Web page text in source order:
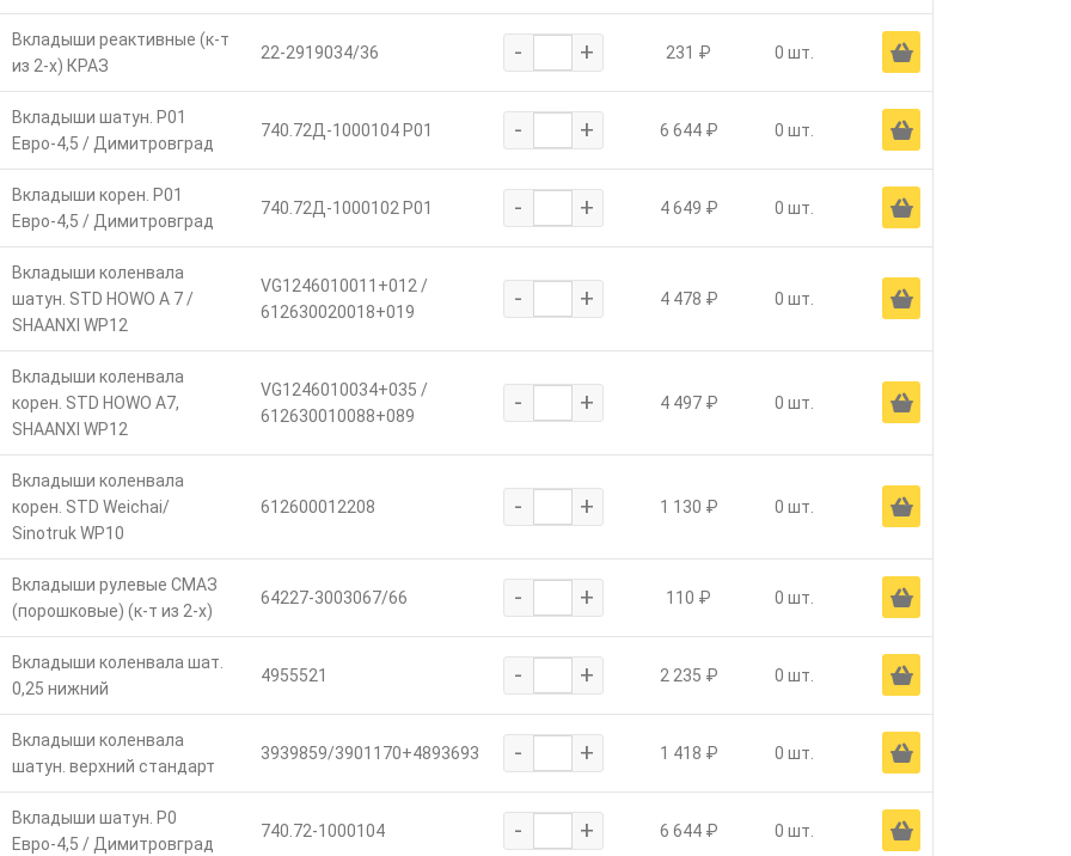
Вкладыши реактивные (к-т
из 2-х) КРАЗ
22-2919034/36 - + 231 ₽ 0 шт. Ä
Вкладыши шатун. Р01
Евро-4,5 / Димитровград
740.72Д-1000104 Р01 - + 6 644 ₽ 0 шт. Ä
Вкладыши корен. Р01
Евро-4,5 / Димитровград
740.72Д-1000102 Р01 - + 4 649 ₽ 0 шт. Ä
Вкладыши коленвала
шатун. STD HOWO A 7 /
SHAANXI WP12
VG1246010011+012 /
612630020018+019
- + 4 478 ₽ 0 шт. Ä
Вкладыши коленвала
корен. STD HOWO A7,
SHAANXI WP12
VG1246010034+035 /
612630010088+089
- + 4 497 ₽ 0 шт. Ä
Вкладыши коленвала
корен. STD Weichai/
Sinotruk WP10
612600012208 - + 1 130 ₽ 0 шт. Ä
Вкладыши рулевые СМАЗ
(порошковые) (к-т из 2-х)
64227-3003067/66 - + 110 ₽ 0 шт. Ä
Вкладыши коленвала шат.
0,25 нижний
4955521 - + 2 235 ₽ 0 шт. Ä
Вкладыши коленвала
шатун. верхний стандарт
3939859/3901170+4893693 - + 1 418 ₽ 0 шт. Ä
Вкладыши шатун. Р0
Евро-4,5 / Димитровград
740.72-1000104 - + 6 644 ₽ 0 шт. Ä